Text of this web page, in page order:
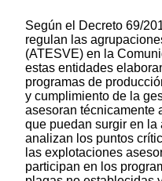
Según el Decreto 69/
regulan las
(ATESVE) en la
estas entidades
programas de
y cumplimiento de la
asesoran técnicamente
que puedan surgir en
analizan los puntos
las explotaciones
participan en los